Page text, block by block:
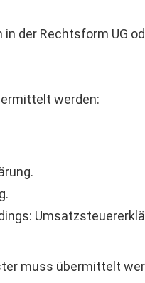
der Rechtsform UG
ermittelt werden:
muss übermittelt